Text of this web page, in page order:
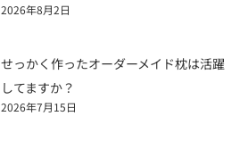
2026年8月2日
せっかく作ったオーダーメイド枕は活躍
してますか？
2026年7月15日